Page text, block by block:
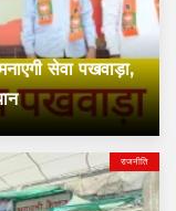
सेवा पखवाड़ा,
राजनीति